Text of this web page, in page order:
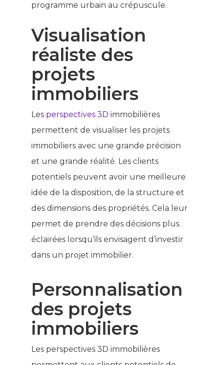
Visualisation
réaliste des
projets
immobiliers
Les perspectives 3D immobilières
permettent de visualiser les projets
immobiliers avec une grande précision
et une grande réalité. Les clients
potentiels peuvent avoir une meilleure
idée de la disposition, de la structure et
des dimensions des propriétés. Cela leur
permet de prendre des décisions plus
éclairées lorsqu’ils envisagent d’investir
dans un projet immobilier.
Personnalisation
des projets
immobiliers
Les perspectives 3D immobilières